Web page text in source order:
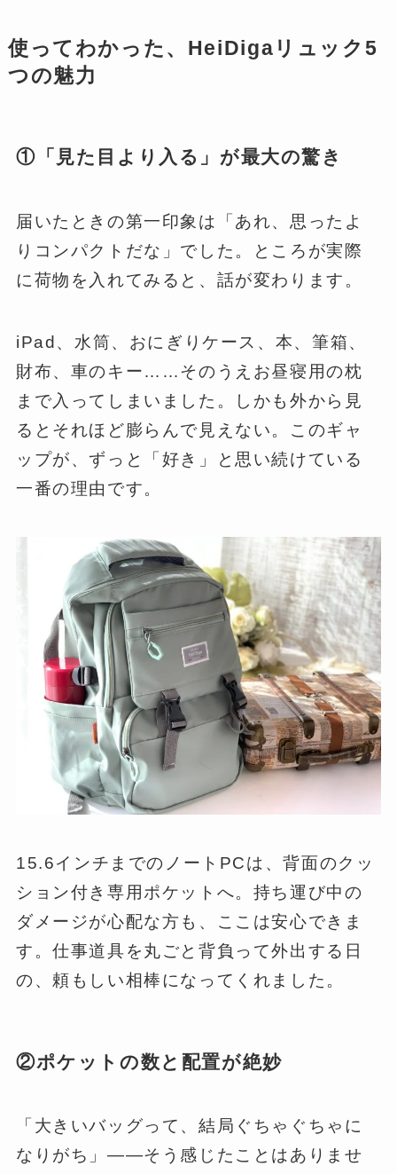
使ってわかった、HeiDigaリュック5
つの魅力
①「見た目より入る」が最大の驚き
届いたときの第一印象は「あれ、思ったよ
りコンパクトだな」でした。ところが実際
に荷物を入れてみると、話が変わります。
iPad、水筒、おにぎりケース、本、筆箱、
財布、車のキー……そのうえお昼寝用の枕
まで入ってしまいました。しかも外から見
るとそれほど膨らんで見えない。このギャ
ップが、ずっと「好き」と思い続けている
一番の理由です。
15.6インチまでのノートPCは、背面のクッ
ション付き専用ポケットへ。持ち運び中の
ダメージが心配な方も、ここは安心できま
す。仕事道具を丸ごと背負って外出する日
の、頼もしい相棒になってくれました。
②ポケットの数と配置が絶妙
「大きいバッグって、結局ぐちゃぐちゃに
なりがち」——そう感じたことはありませ